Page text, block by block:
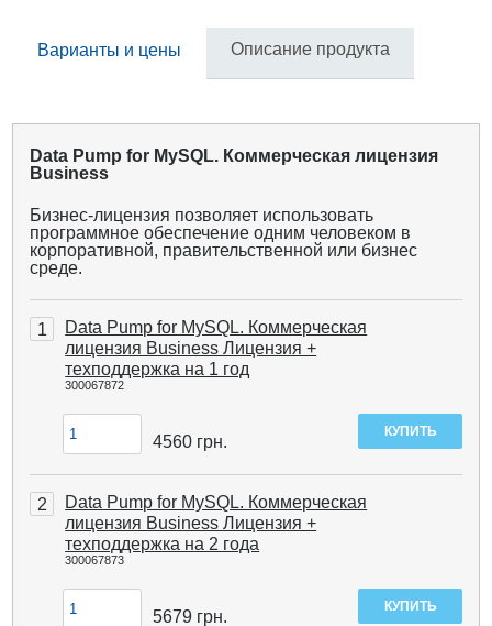
Варианты и цены Описание продукта
Data Pump for MySQL. Коммерческая лицензия
Business
Бизнес-лицензия позволяет использовать
программное обеспечение одним человеком в
корпоративной, правительственной или бизнес
среде.
1
Data Pump for MySQL. Коммерческая
лицензия Business Лицензия +
техподдержка на 1 год
300067872
4560 грн.
2
Data Pump for MySQL. Коммерческая
лицензия Business Лицензия +
техподдержка на 2 года
300067873
5679 грн.